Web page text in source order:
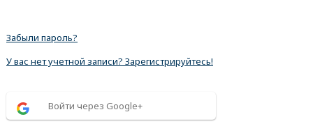
Забыли пароль?
У вас нет учетной записи? Зарегистрируйтесь!
Войти через Google+